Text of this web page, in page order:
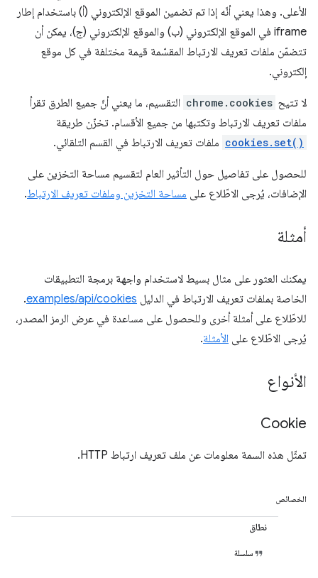
الأعلى. وهذا يعني أنّه إذا تم تضمين الموقع الإلكتروني (أ) باستخدام إطار
iframe في الموقع الإلكتروني (ب) والموقع الإلكتروني (ج)، يمكن أن
تتضمّن ملفات تعريف الارتباط المقسّمة قيمة مختلفة في كل موقع
إلكتروني.
لا تتيح chrome.cookies التقسيم، ما يعني أنّ جميع الطرق تقرأ
ملفات تعريف الارتباط وتكتبها من جميع الأقسام. تخزّن طريقة
cookies.set() ملفات تعريف الارتباط في القسم التلقائي.
للحصول على تفاصيل حول التأثير العام لتقسيم مساحة التخزين على
الإضافات، يُرجى الاطّلاع على مساحة التخزين وملفات تعريف الارتباط.
أمثلة
يمكنك العثور على مثال بسيط لاستخدام واجهة برمجة التطبيقات
الخاصة بملفات تعريف الارتباط في الدليل examples/api/cookies
.
للاطّلاع على أمثلة أخرى وللحصول على مساعدة في عرض الرمز المصدر،
يُرجى الاطّلاع على الأمثلة.
الأنواع
Cookie
تمثّل هذه السمة معلومات عن ملف تعريف ارتباط HTTP.
الخصائص
نطاق
سلسلة